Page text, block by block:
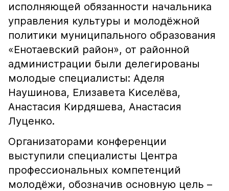
исполняющей обязанности начальника
управления культуры и молодёжной
политики муниципального образования
«Енотаевский район», от районной
администрации были делегированы
молодые специалисты: Аделя
Наушинова, Елизавета Киселёва,
Анастасия Кирдяшева, Анастасия
Луценко.
Организаторами конференции
выступили специалисты Центра
профессиональных компетенций
молодёжи, обозначив основную цель –